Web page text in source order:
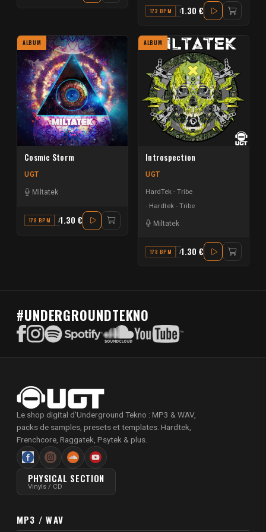
172 BPM G MINOR
1.30 €
ALBUM
Cosmic Storm
UGT
Miltatek
178 BPM A#1.30 €
ALBUM
Introspection
UGT
HardTek - Tribe
Hardtek - Tribe
Miltatek
178 BPM A#1.30 €
#UNDERGROUNDTEKNO
Le shop digital d'Underground Tekno : MP3 & WAV,
packs de samples, presets et templates. Hardtek,
Frenchcore, Raggatek, Psytek & plus.
PHYSICAL SECTION
Vinyls / CD
MP3 / WAV